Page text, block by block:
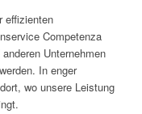
effizienten
Competenza
Unternehmen
In enger
wo unsere Leistung